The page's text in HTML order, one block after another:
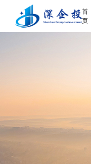
首
页
新闻中心